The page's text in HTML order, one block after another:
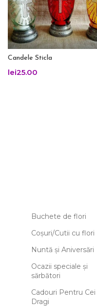
Candele Sticla
lei25.00
Buchete de flori
Coșuri/Cutii cu flori
Nuntă și Aniversări
Ocazii speciale și
sărbători
Cadouri Pentru Cei
Dragi